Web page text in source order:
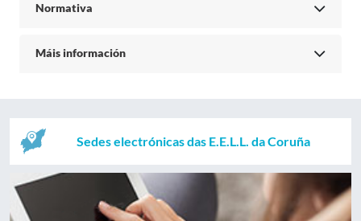
Normativa
Máis información
Sedes electrónicas das E.E.L.L. da Coruña